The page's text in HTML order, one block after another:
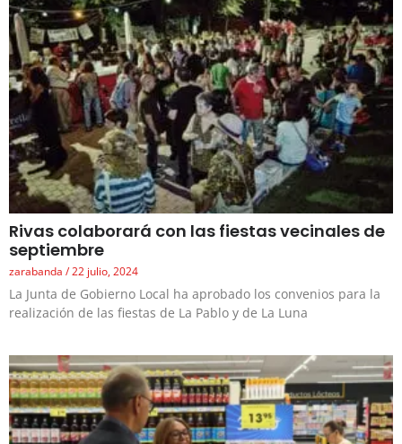
Rivas colaborará con las fiestas vecinales de
septiembre
zarabanda 22 julio, 2024
La Junta de Gobierno Local ha aprobado los convenios para la
realización de las fiestas de La Pablo y de La Luna